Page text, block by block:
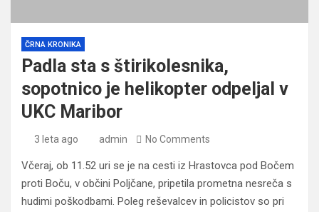
ČRNA KRONIKA
Padla sta s štirikolesnika,
sopotnico je helikopter odpeljal v
UKC Maribor
3 leta ago admin No Comments
Včeraj, ob 11.52 uri se je na cesti iz Hrastovca pod Bočem
proti Boču, v občini Poljčane, pripetila prometna nesreča s
hudimi poškodbami. Poleg reševalcev in policistov so pri